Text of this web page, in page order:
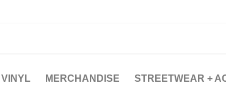
MERCHANDISE STREETWEAR +